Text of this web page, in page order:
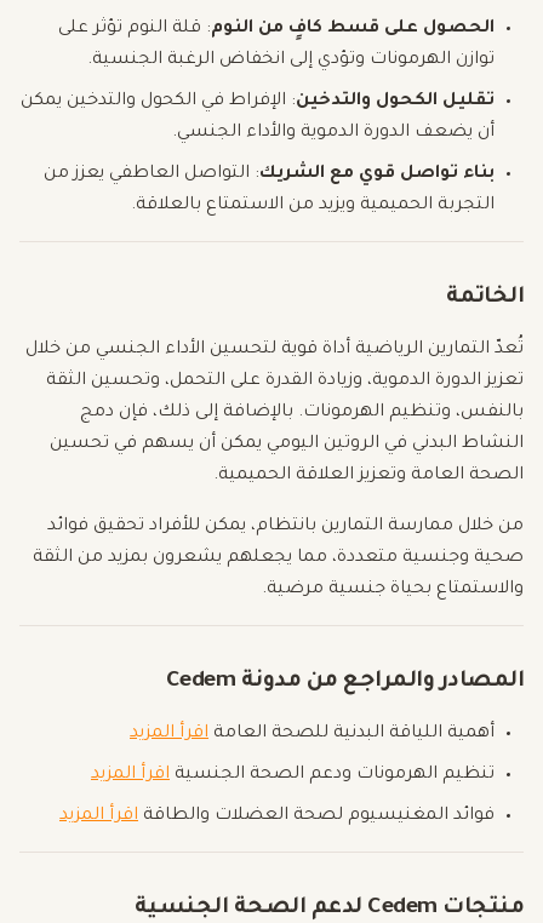
الحصول على قسط كافٍ من النوم: قلة النوم تؤثر على
توازن الهرمونات وتؤدي إلى انخفاض الرغبة الجنسية.
تقليل الكحول والتدخين: الإفراط في الكحول والتدخين يمكن
أن يضعف الدورة الدموية والأداء الجنسي.
بناء تواصل قوي مع الشريك: التواصل العاطفي يعزز من
التجربة الحميمية ويزيد من الاستمتاع بالعلاقة.
الخاتمة
تُعدّ التمارين الرياضية أداة قوية لتحسين الأداء الجنسي من خلال
تعزيز الدورة الدموية، وزيادة القدرة على التحمل، وتحسين الثقة
بالنفس، وتنظيم الهرمونات. بالإضافة إلى ذلك، فإن دمج
النشاط البدني في الروتين اليومي يمكن أن يسهم في تحسين
الصحة العامة وتعزيز العلاقة الحميمية.
من خلال ممارسة التمارين بانتظام، يمكن للأفراد تحقيق فوائد
صحية وجنسية متعددة، مما يجعلهم يشعرون بمزيد من الثقة
والاستمتاع بحياة جنسية مرضية.
المصادر والمراجع من مدونة Cedem
أهمية اللياقة البدنية للصحة العامة اقرأ المزيد
تنظيم الهرمونات ودعم الصحة الجنسية اقرأ المزيد
فوائد المغنيسيوم لصحة العضلات والطاقة اقرأ المزيد
منتجات Cedem لدعم الصحة الجنسية